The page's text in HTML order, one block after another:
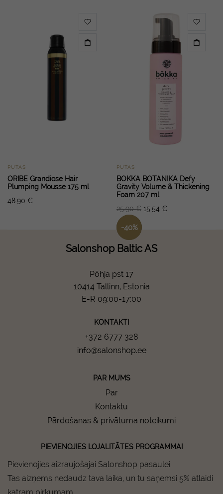
PUTAS
ORIBE Grandiose Hair
Plumping Mousse 175 ml
48.90 €
PUTAS
BOKKA BOTANIKA Defy
Gravity Volume & Thickening
Foam 207 ml
25.90€ 15.54 €
-40%
Salonshop Baltic AS
Põhja pst 17
10414 Tallinn, Estonia
E-R 09:00-17:00
KONTAKTI
+372 6777 328
info@salonshop.ee
PAR MUMS
Par
Kontaktu
Pārdošanas & privātuma noteikumi
PIEVIENOJIES LOJALITĀTES PROGRAMMAI
Pievienojies aizraujošajai Salonshop pasaulei.
Tas aizņems nedaudz tava laika, un tu saņemsi 5% atlaidi